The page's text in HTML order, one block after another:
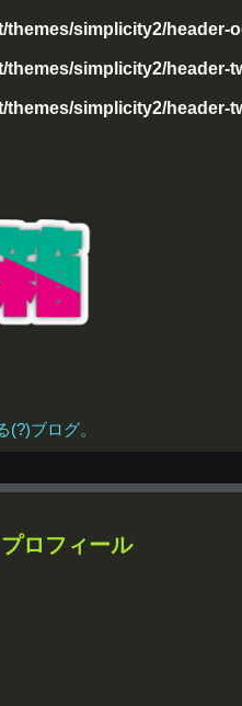
simplicity2/header-
simplicity2/header-
simplicity2/header-
ブログ。
プロフィール